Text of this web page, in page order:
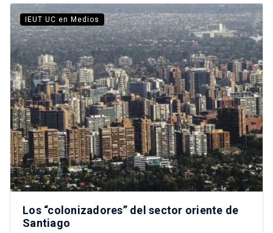
IEUT UC en Medios
Los “colonizadores” del sector oriente de
Santiago